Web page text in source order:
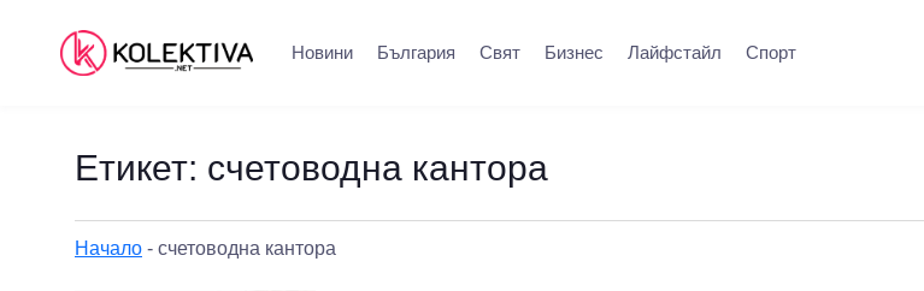
Новини България Свят Бизнес Лайфстайл Спорт
Етикет: счетоводна кантора
Начало - счетоводна кантора